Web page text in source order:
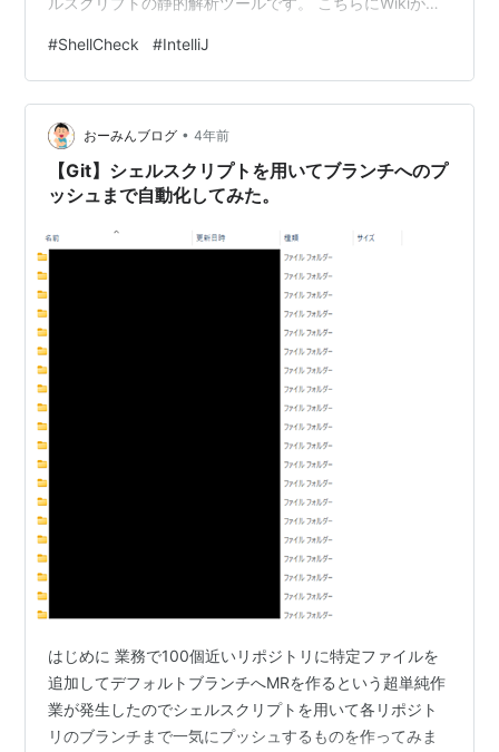
明があります。 今回は、その内容をいくつか紹介しま
す。 ShellCheck とは 再度の説明になりますが、シェル
スクリプトの静的解析ツールです。 シェルスクリプトの
構文上の問題や意図しない挙動の可能性を警告してくれ
ます。 github.…
#ShellCheck #IntelliJ
おーみんブログ • 4年前
【Git】シェルスクリプトを用いてブランチへのプ
ッシュまで自動化してみた。
はじめに 業務で100個近いリポジトリに特定ファイルを
追加してデフォルトブランチへMRを作るという超単純作
業が発生したのでシェルスクリプトを用いて各リポジト
リのブランチまで一気にプッシュするものを作ってみま